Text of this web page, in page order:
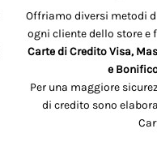
Offriamo diversi metodi
ogni cliente dello store e
Carte di Credito Visa,
e
Per una maggiore
di credito sono